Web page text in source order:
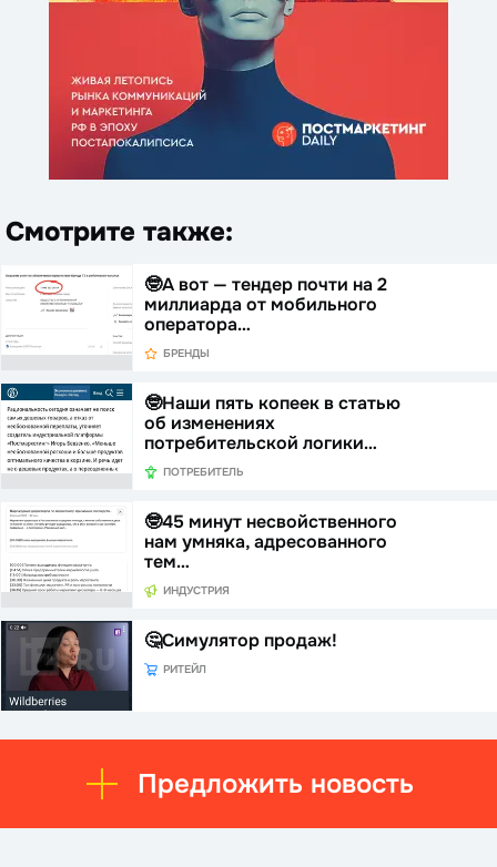
Смотрите также:
🤓А вот — тендер почти на 2
миллиарда от мобильного
оператора…
БРЕНДЫ
🤓Наши пять копеек в статью
об изменениях
потребительской логики…
ПОТРЕБИТЕЛЬ
🤓45 минут несвойственного
нам умняка, адресованного
тем…
ИНДУСТРИЯ
🤔Симулятор продаж!
РИТЕЙЛ
Предложить новость